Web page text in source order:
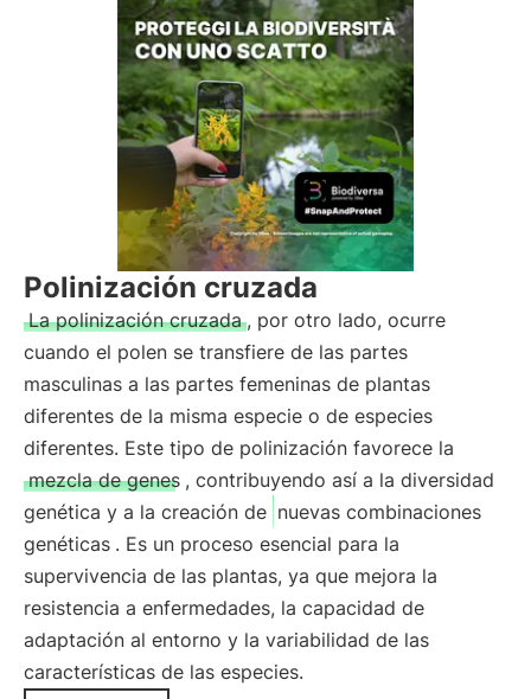
Polinización cruzada
La polinización cruzada , por otro lado, ocurre
cuando el polen se transfiere de las partes
masculinas a las partes femeninas de plantas
diferentes de la misma especie o de especies
diferentes. Este tipo de polinización favorece la
mezcla de genes , contribuyendo así a la diversidad
genética y a la creación de nuevas combinaciones
genéticas . Es un proceso esencial para la
supervivencia de las plantas, ya que mejora la
resistencia a enfermedades, la capacidad de
adaptación al entorno y la variabilidad de las
características de las especies.